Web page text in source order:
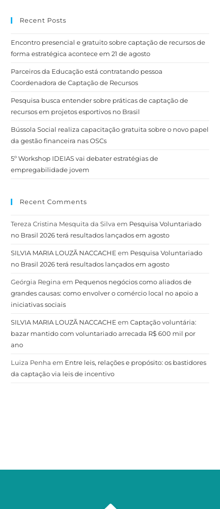
Recent Posts
Encontro presencial e gratuito sobre captação de recursos de
forma estratégica acontece em 21 de agosto
Parceiros da Educação está contratando pessoa
Coordenadora de Captação de Recursos
Pesquisa busca entender sobre práticas de captação de
recursos em projetos esportivos no Brasil
Bússola Social realiza capacitação gratuita sobre o novo papel
da gestão financeira nas OSCs
5º Workshop IDEIAS vai debater estratégias de
empregabilidade jovem
Recent Comments
Tereza Cristina Mesquita da Silva em Pesquisa Voluntariado
no Brasil 2026 terá resultados lançados em agosto
SILVIA MARIA LOUZÃ NACCACHE em Pesquisa Voluntariado
no Brasil 2026 terá resultados lançados em agosto
Geórgia Regina em Pequenos negócios como aliados de
grandes causas: como envolver o comércio local no apoio a
iniciativas sociais
SILVIA MARIA LOUZÃ NACCACHE emCaptação voluntária:
bazar mantido com voluntariado arrecada R$ 600 mil por
ano
Luiza Penha em Entre leis, relações e propósito: os bastidores
da captação via leis de incentivo